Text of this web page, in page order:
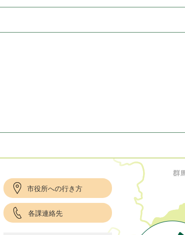
市役所への行き方
各課連絡先